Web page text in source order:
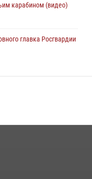
карабином (видео)
главка Росгвардии